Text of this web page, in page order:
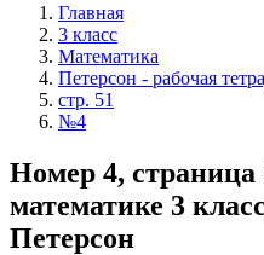
Главная
3 класс
Математика
Петерсон - рабочая
стр. 51
№4
Номер 4, страница
математике 3
Петерсон